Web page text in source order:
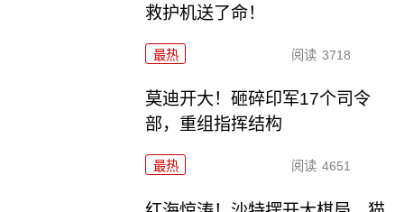
救护机送了命！
最热 阅读 3718
莫迪开大！砸碎印军17个司令
部，重组指挥结构
最热 阅读 4651